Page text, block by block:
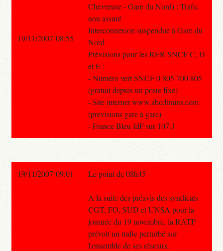
Chevreuse - Gare du Nord) : Trafic
non assuré
Interconnexion suspendue à Gare du
Nord
Prévisions pour les RER SNCF C, D
et E :
- Numéro vert SNCF 0 805 700 805
(gratuit depuis un poste fixe)
- Site internet www.abcdtrains.com
(prévisions gare à gare)
- France Bleu IdF sur 107.1
19/11/2007 08:55
19/11/2007 09:01 Le point de 08h45
A la suite des préavis des syndicats
CGT, FO, SUD et UNSA pour la
journée du 19 novembre, la RATP
prévoit un trafic perturbé sur
l'ensemble de ses réseaux.